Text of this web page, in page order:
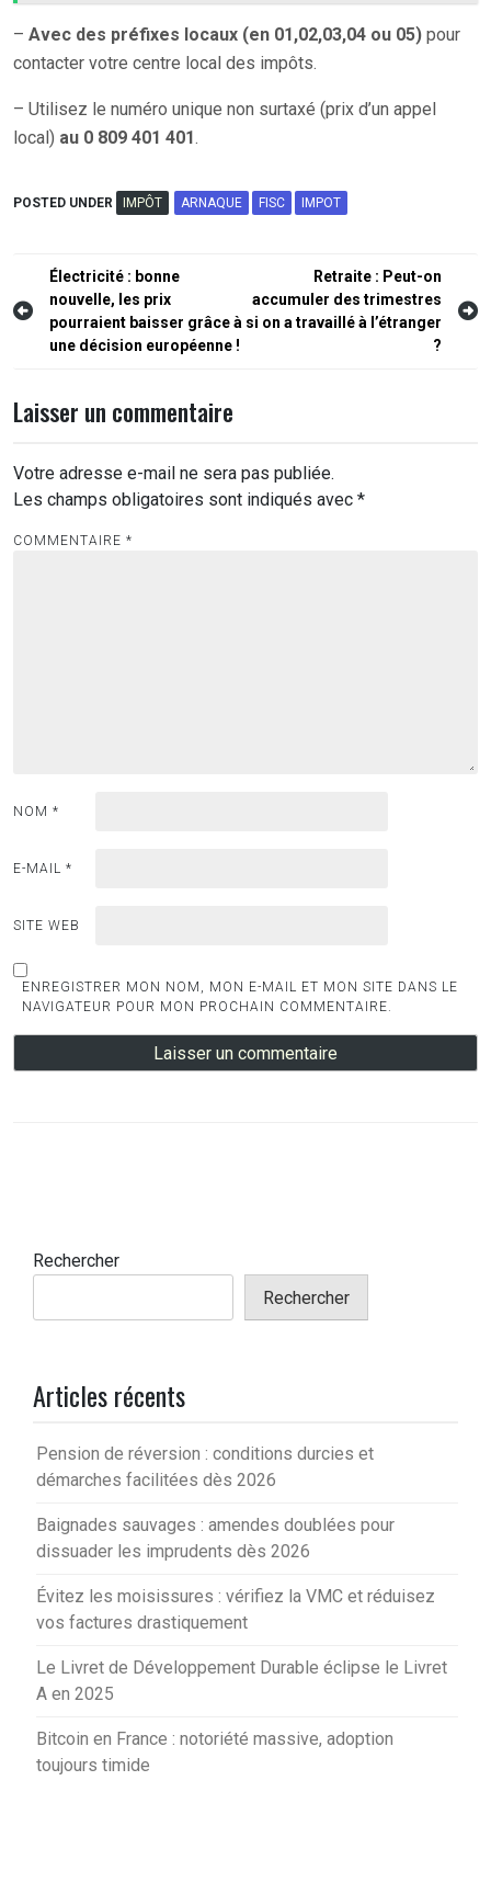
– Avec des préfixes locaux (en 01,02,03,04 ou 05) pour
contacter votre centre local des impôts.
– Utilisez le numéro unique non surtaxé (prix d’un appel
local) au 0 809 401 401.
POSTED UNDER IMPÔT ARNAQUE FISC IMPOT
Navigation
de
l’article
Électricité : bonne
nouvelle, les prix
pourraient baisser grâce à
une décision européenne !
Retraite : Peut-on
accumuler des trimestres
si on a travaillé à l’étranger
?
Laisser un commentaire
Votre adresse e-mail ne sera pas publiée.
Les champs obligatoires sont indiqués avec *
COMMENTAIRE *
NOM *
E-MAIL *
SITE WEB
ENREGISTRER MON NOM, MON E-MAIL ET MON SITE DANS LE
NAVIGATEUR POUR MON PROCHAIN COMMENTAIRE.
Rechercher
Rechercher
Articles récents
Pension de réversion : conditions durcies et
démarches facilitées dès 2026
Baignades sauvages : amendes doublées pour
dissuader les imprudents dès 2026
Évitez les moisissures : vérifiez la VMC et réduisez
vos factures drastiquement
Le Livret de Développement Durable éclipse le Livret
A en 2025
Bitcoin en France : notoriété massive, adoption
toujours timide